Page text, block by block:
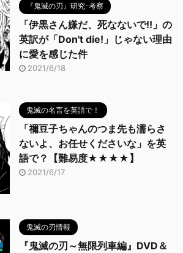
『鬼滅の刃』研究･考察
「伊黒さん嫌だ、死なないで!!」の
英訳が「Don't die!」じゃない理由
に愛を感じた件
2021/6/18
鬼滅の名言を英語で！
「禰豆子ちゃんのつま先も濡らさ
ないよ、お任せくださいな」を英
語で？【難易度★★★★】
2021/6/17
鬼滅の刃情報
『鬼滅の刃～無限列車編』DVD＆